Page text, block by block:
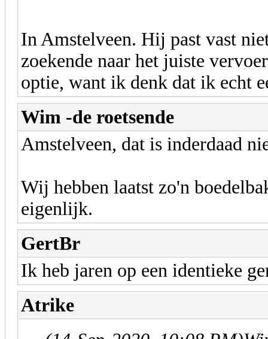
In Amstelveen. Hij past vast
zoekende naar het juiste
optie, want ik denk dat ik echt
Wim -de roetsende
Amstelveen, dat is inderdaad
Wij hebben laatst zo'n
eigenlijk.
GertBr
Ik heb jaren op een identieke
Atrike